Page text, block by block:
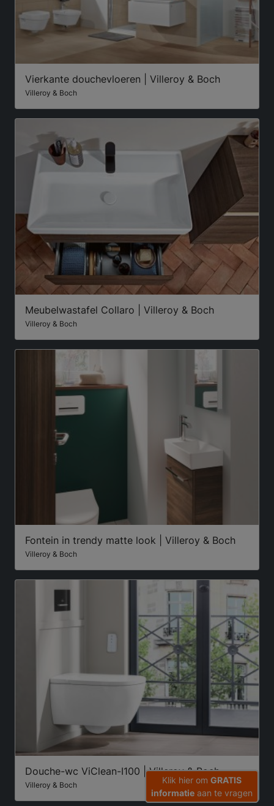
Vierkante douchevloeren | Villeroy & Boch
Villeroy & Boch
Meubelwastafel Collaro | Villeroy & Boch
Villeroy & Boch
Fontein in trendy matte look | Villeroy & Boch
Villeroy & Boch
Douche-wc ViClean-I100 | Villeroy & Boch
Villeroy & Boch Klik hier om GRATIS
informatie aan te vragen